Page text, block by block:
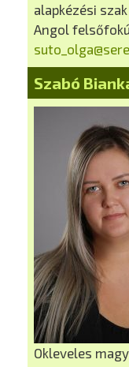
alapkézési szak
Angol
Szabó
Okleveles